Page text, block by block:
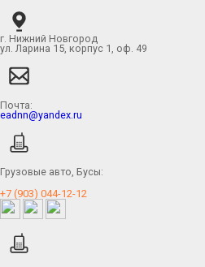
г. Нижний Новгород
ул. Ларина 15, корпус 1, оф. 49
Почта:
eadnn@yandex.ru
Грузовые авто, Бусы:
+7 (903) 044-12-12